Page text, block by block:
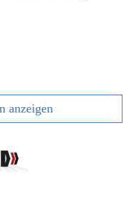
anzeigen